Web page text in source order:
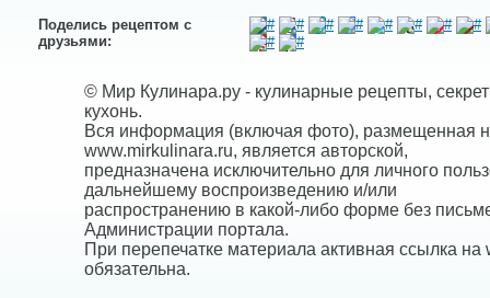
Поделись рецептом с
друзьями:
© Мир Кулинара.ру - кулинарные рецепты,
кухонь.
Вся информация (включая фото), размещенная
www.mirkulinara.ru, является авторской,
предназначена исключительно для личного
дальнейшему воспроизведению и/или
распространению в какой-либо форме без
Администрации портала.
При перепечатке материала активная ссылка на
обязательна.